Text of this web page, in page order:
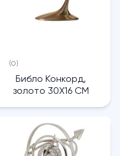
(0)
Библо Конкорд,
золото 30X16 CM